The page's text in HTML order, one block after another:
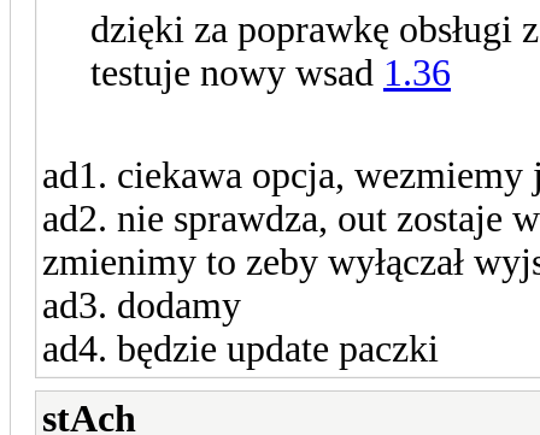
dzięki za poprawkę obsługi
testuje nowy wsad 1.36
ad1. ciekawa opcja, wezmiemy
ad2. nie sprawdza, out zostaje
zmienimy to zeby wyłączał
ad3. dodamy
ad4. będzie update paczki
stAch